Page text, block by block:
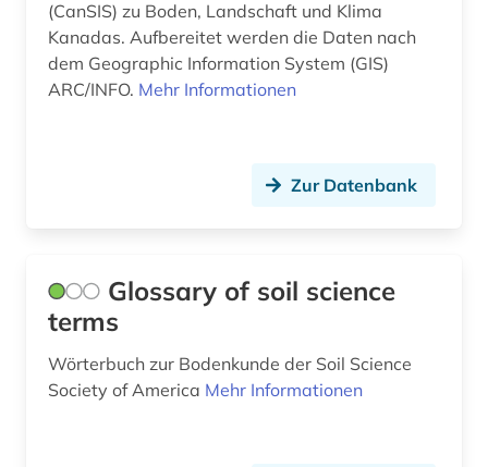
(CanSIS) zu Boden, Landschaft und Klima
Kanadas. Aufbereitet werden die Daten nach
dem Geographic Information System (GIS)
ARC/INFO. Mehr Informationen
Zur Datenbank
Glossary of soil science
terms
Wörterbuch zur Bodenkunde der Soil Science
Society of America Mehr Informationen